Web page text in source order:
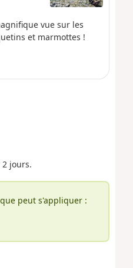
vue sur les
et marmottes !
jours.
peut s'appliquer :